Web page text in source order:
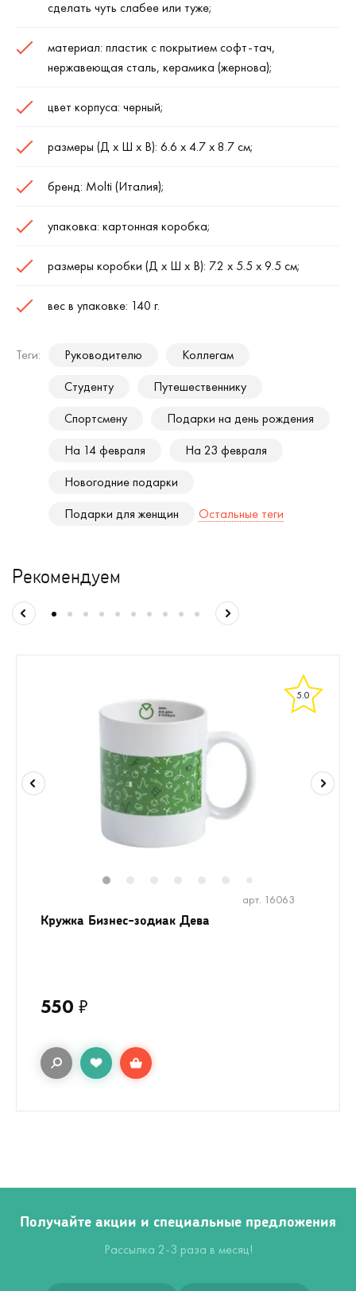
сделать чуть слабее или туже;
материал: пластик с покрытием софт-тач,
нержавеющая сталь, керамика (жернова);
цвет корпуса: черный;
размеры (Д х Ш х В): 6.6 х 4.7 х 8.7 см;
бренд: Molti (Италия);
упаковка: картонная коробка;
размеры коробки (Д х Ш х В): 7.2 х 5.5 х 9.5 см;
вес в упаковке: 140 г.
Теги: Руководителю
Коллегам
Студенту
Путешественнику
Спортсмену
Подарки на день рождения
На 14 февраля
На 23 февраля
Новогодние подарки
Подарки для женщин
Остальные теги
Рекомендуем
5.0
арт. 16063
Кружка Бизнес-зодиак Дева
550 ₽
Получайте акции и специальные предложения
Рассылка 2-3 раза в месяц!